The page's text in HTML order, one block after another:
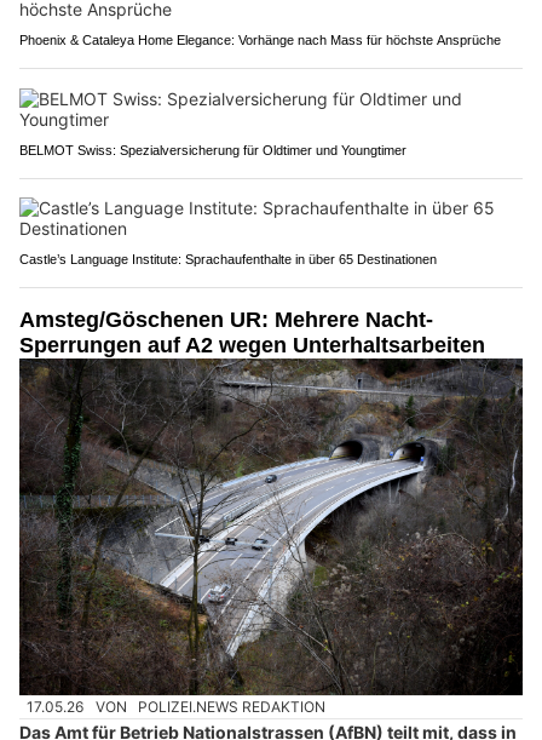
Phoenix & Cataleya Home Elegance: Vorhänge nach Mass für höchste Ansprüche
BELMOT Swiss: Spezialversicherung für Oldtimer und Youngtimer
Castle’s Language Institute: Sprachaufenthalte in über 65 Destinationen
Amsteg/Göschenen UR: Mehrere Nacht-
Sperrungen auf A2 wegen Unterhaltsarbeiten
17.05.26 VON POLIZEI.NEWS REDAKTION
Das Amt für Betrieb Nationalstrassen (AfBN) teilt mit, dass in